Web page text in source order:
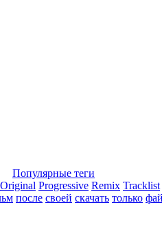
Популярные теги
Original Progressive Remix Tracklist
после своей скачать только